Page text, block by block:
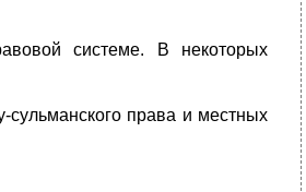
системе. В некоторых
сульманского права и местных